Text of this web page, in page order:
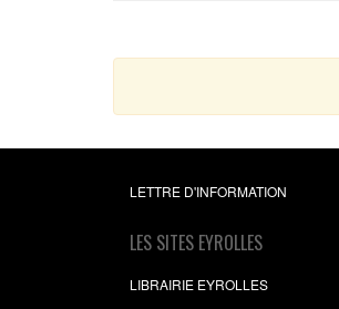
LETTRE D'INFORMATION
LES SITES EYROLLES
LIBRAIRIE EYROLLES